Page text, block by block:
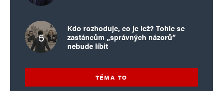
Kdo rozhoduje, co je lež? Tohle se
zastáncům „správných názorů“
nebude líbit
TÉMA TO